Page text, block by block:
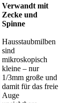
Verwandt mit
Zecke und
Spinne
Hausstaubmilben
sind
mikroskopisch
kleine – nur
1/3mm große und
damit für das freie
Auge